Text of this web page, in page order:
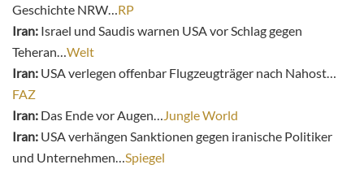
Geschichte NRW… RP
Iran: Israel und Saudis warnen USA vor Schlag gegen
Teheran… Welt
Iran: USA verlegen offenbar Flugzeugträger nach Nahost…
FAZ
Iran: Das Ende vor Augen…
Jungle World
Iran: USA verhängen Sanktionen gegen iranische Politiker
und Unternehmen… Spiegel